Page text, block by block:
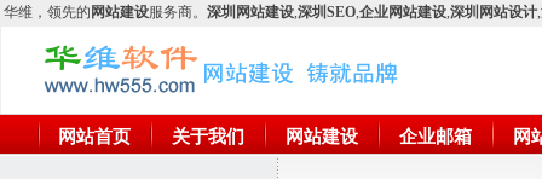
华维 ，领先的 网站建设服务商。 深圳网站建设,深圳SEO,企业网站建设,深圳网站设计,
网站首页 关于我们 网站建设 企业邮箱 网